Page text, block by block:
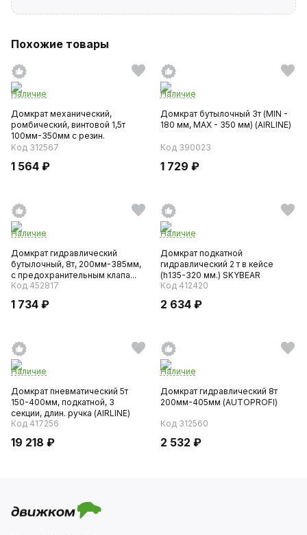
Похожие товары
Наличие
Домкрат механический,
ромбический, винтовой 1,5т
100мм-350мм с резин.
опорной...
Код 312567
1 564 ₽
Наличие
Домкрат бутылочный 3т (MIN -
180 мм, MAX - 350 мм) (AIRLINE)
Код 390023
1 729 ₽
Наличие
Домкрат гидравлический
бутылочный, 8т, 200мм-385мм,
с предохранительным клапа...
Код 452817
1 734 ₽
Наличие
Домкрат подкатной
гидравлический 2 т в кейсе
(h135-320 мм.) SKYBEAR
Код 412420
2 634 ₽
Наличие
Домкрат пневматический 5т
150-400мм, подкатной, 3
секции, длин. ручка (AIRLINE)
Код 417256
19 218 ₽
Наличие
Домкрат гидравлический 8т
200мм-405мм (AUTOPROFI)
Код 312560
2 532 ₽